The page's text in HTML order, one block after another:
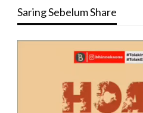
Saring Sebelum Share